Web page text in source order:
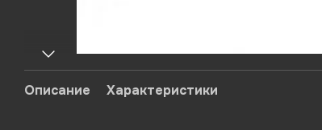
Описание Характеристики